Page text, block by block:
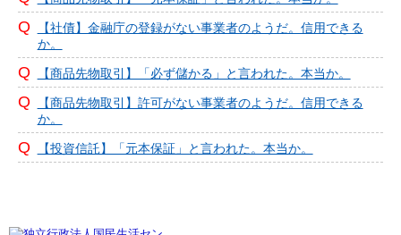
【社債】金融庁の登録がない事業者のようだ。信用できる
か。
【商品先物取引】「必ず儲かる」と言われた。本当か。
【商品先物取引】許可がない事業者のようだ。信用できる
か。
【投資信託】「元本保証」と言われた。本当か。